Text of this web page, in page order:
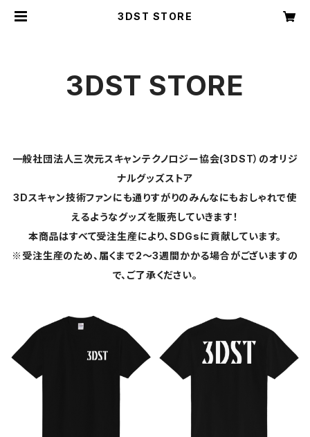
3DST STORE
3DST STORE
一般社団法人三次元スキャンテクノロジー協会(3DST）のオリジ
ナルグッズストア
3Dスキャン技術ファンにも通りすがりのみんなにもおしゃれで使
えるようなグッズを販売していきます！
本商品はすべて受注生産により、SDGsに貢献しています。
※受注生産のため、届くまで2～3週間かかる場合がございますの
で、ご了承ください。